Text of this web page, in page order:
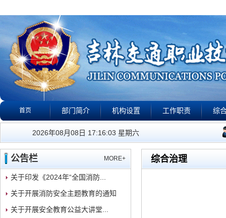
首页 部门简介 机构设置 工作职责 综
公告栏 政策法规 下载专区 视
2026年08月08日 17:16:04 星期六 我们的工作宗旨是
公告栏 MORE+
关于印发《2024年“全国消防...
关于开展消防安全主题教育的通知
关于开展安全教育公益大讲堂...
综合治理